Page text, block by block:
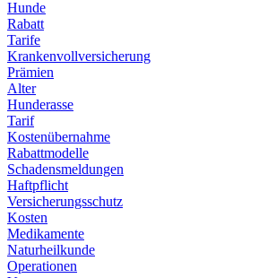
Hunde
Rabatt
Tarife
Krankenvollversicherung
Prämien
Alter
Hunderasse
Tarif
Kostenübernahme
Rabattmodelle
Schadensmeldungen
Haftpflicht
Versicherungsschutz
Kosten
Medikamente
Naturheilkunde
Operationen